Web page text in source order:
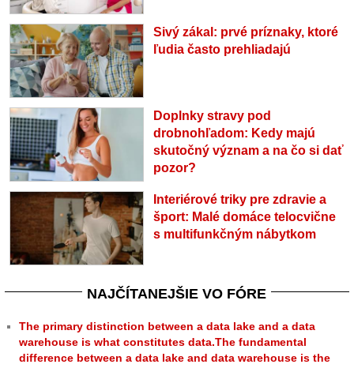
Sivý zákal: prvé príznaky, ktoré
ľudia často prehliadajú
Doplnky stravy pod
drobnohľadom: Kedy majú
skutočný význam a na čo si dať
pozor?
Interiérové triky pre zdravie a
šport: Malé domáce telocvične
s multifunkčným nábytkom
NAJČÍTANEJŠIE VO FÓRE
The primary distinction between a data lake and a data
warehouse is what constitutes data.The fundamental
difference between a data lake and data warehouse is the